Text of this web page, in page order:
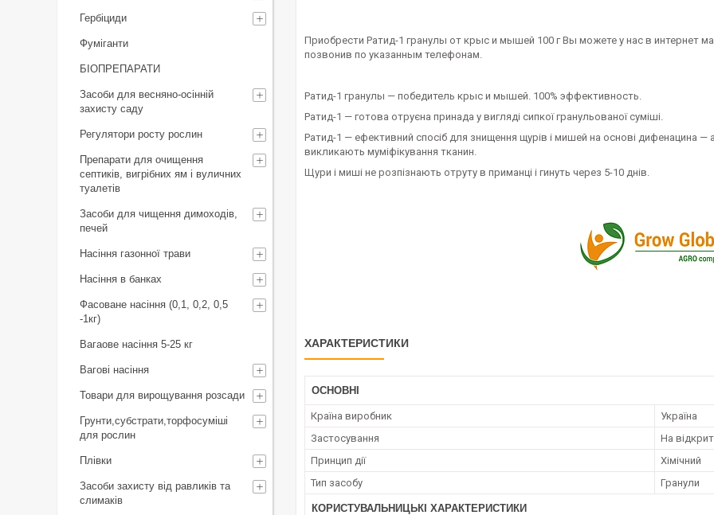
Приобрести Ратид-1 гранулы от крыс и мышей 100 г Вы можете у нас в интернет
позвонив по указанным телефонам.
Ратид-1 гранулы — победитель крыс и мышей. 100% эффективность.
Ратид-1 — готова отруєна принада у вигляді сипкої гранульованої суміші.
Ратид-1 — ефективний спосіб для знищення щурів і мишей на основі дифенацина —
викликають муміфікування тканин.
Щури і миші не розпізнають отруту в приманці і гинуть через 5-10 днів.
ХАРАКТЕРИСТИКИ
ОСНОВНІ
Країна виробник
Україна
Застосування
На
Принцип дії
Хімічний
Тип засобу
Гранули
КОРИСТУВАЛЬНИЦЬКІ ХАРАКТЕРИСТИКИ
Гербіциди
Фуміганти
БІОПРЕПАРАТИ
Засоби для весняно-осінній
захисту саду
Регулятори росту рослин
Препарати для очищення
септиків, вигрібних ям і вуличних
туалетів
Засоби для чищення димоходів,
печей
Насіння газонної трави
Насіння в банках
Фасоване насіння (0,1, 0,2, 0,5
-1кг)
Вагаове насіння 5-25 кг
Вагові насіння
Товари для вирощування розсади
Грунти,субстрати,торфосуміші
для рослин
Плівки
Засоби захисту від равликів та
слимаків